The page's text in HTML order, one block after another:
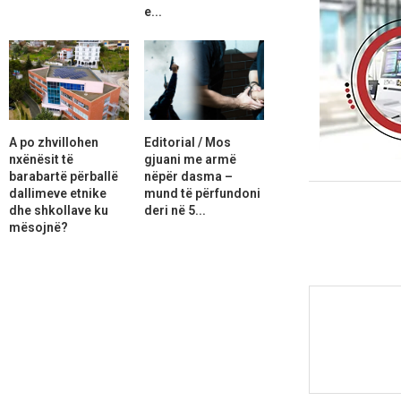
e...
A po zhvillohen
nxënësit të
barabartë përballë
dallimeve etnike
dhe shkollave ku
mësojnë?
Editorial / Mos
gjuani me armë
nëpër dasma –
mund të përfundoni
deri në 5...